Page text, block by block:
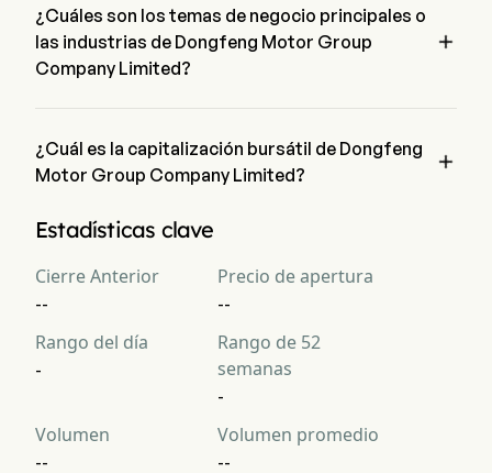
principalmente vehículos de pasajeros, así como sus motores
relacionados y otras piezas de automóviles. Los coches de
pasajeros incluyen sedanes, vehículos utilitarios deportivos
(SUV) y vehículos multipropósito (MPV). El segmento de
principalmente otros productos relacionados con el
automóvil.
¿Cuáles son los temas de negocio principales o
las industrias de Dongfeng Motor Group
Company Limited?

¿Cuál es la capitalización bursátil de Dongfeng
Motor Group Company Limited?

Company Limited es $NaN
Estadísticas clave
Cierre Anterior
--
Precio de apertura
--
Rango del día
-
Rango de 52
semanas
-
Volumen
--
Volumen promedio
--